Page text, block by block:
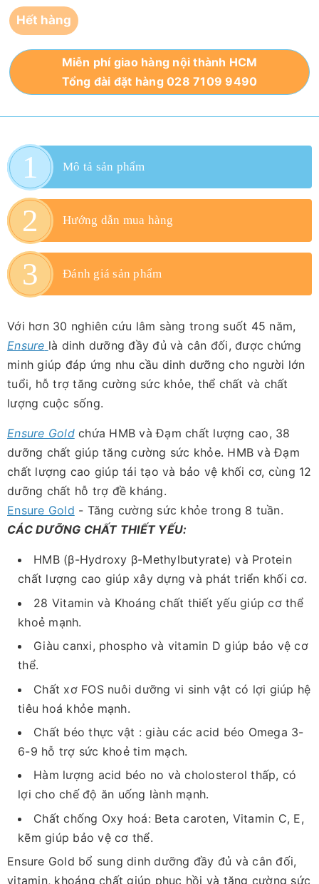
Hết hàng
Miễn phí giao hàng nội thành HCM
Tổng đài đặt hàng 028 7109 9490
Mô tả sản phẩm
Hướng dẫn mua hàng
Đánh giá sản phẩm
Với hơn 30 nghiên cứu lâm sàng trong suốt 45 năm,
Ensure là dinh dưỡng đầy đủ và cân đối, được chứng
minh giúp đáp ứng nhu cầu dinh dưỡng cho người lớn
tuổi, hỗ trợ tăng cường sức khỏe, thể chất và chất
lượng cuộc sống.
Ensure Gold chứa HMB và Đạm chất lượng cao, 38
dưỡng chất giúp tăng cường sức khỏe. HMB và Đạm
chất lượng cao giúp tái tạo và bảo vệ khối cơ, cùng 12
dưỡng chất hỗ trợ đề kháng.
Ensure Gold - Tăng cường sức khỏe trong 8 tuần.
CÁC DƯỠNG CHẤT THIẾT YẾU:
HMB (β-Hydroxy β-Methylbutyrate) và Protein
chất lượng cao giúp xây dựng và phát triển khối cơ.
28 Vitamin và Khoáng chất thiết yếu giúp cơ thể
khoẻ mạnh.
Giàu canxi, phospho và vitamin D giúp bảo vệ cơ
thể.
Chất xơ FOS nuôi dưỡng vi sinh vật có lợi giúp hệ
tiêu hoá khỏe mạnh.
Chất béo thực vật : giàu các acid béo Omega 3-
6-9 hỗ trợ sức khoẻ tim mạch.
Hàm lượng acid béo no và cholosterol thấp, có
lợi cho chế độ ăn uống lành mạnh.
Chất chống Oxy hoá: Beta caroten, Vitamin C, E,
kẽm giúp bảo vệ cơ thể.
Ensure Gold bổ sung dinh dưỡng đầy đủ và cân đối,
vitamin, khoáng chất giúp phục hồi và tăng cường sức